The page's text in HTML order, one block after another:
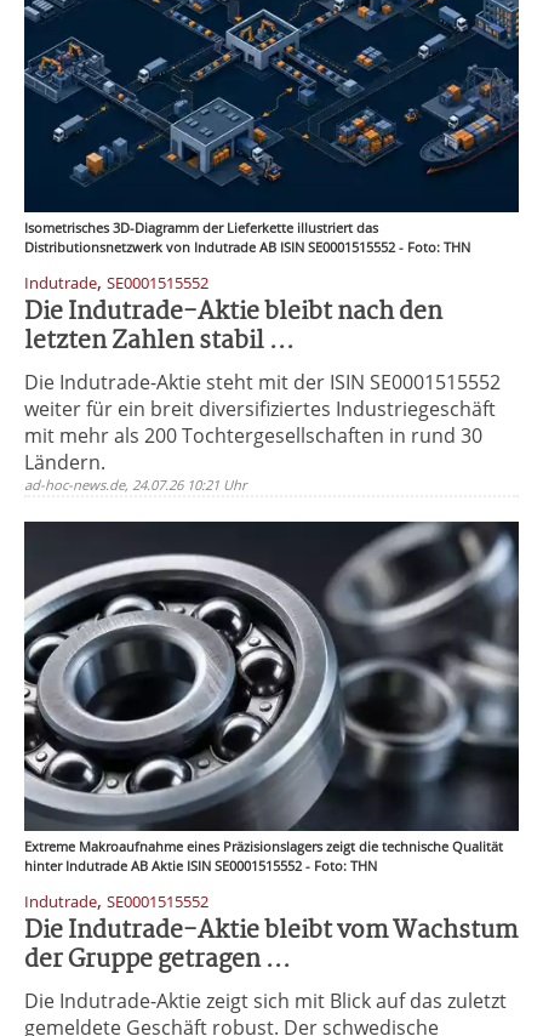
Isometrisches 3D-Diagramm der Lieferkette illustriert das
Distributionsnetzwerk von Indutrade AB ISIN SE0001515552 - Foto: THN
Indutrade, SE0001515552
Die Indutrade-Aktie bleibt nach den
letzten Zahlen stabil ...
Die Indutrade-Aktie steht mit der ISIN SE0001515552
weiter für ein breit diversifiziertes Industriegeschäft
mit mehr als 200 Tochtergesellschaften in rund 30
Ländern.
ad-hoc-news.de, 24.07.26 10:21 Uhr
Extreme Makroaufnahme eines Präzisionslagers zeigt die technische Qualität
hinter Indutrade AB Aktie ISIN SE0001515552 - Foto: THN
Indutrade, SE0001515552
Die Indutrade-Aktie bleibt vom Wachstum
der Gruppe getragen ...
Die Indutrade-Aktie zeigt sich mit Blick auf das zuletzt
gemeldete Geschäft robust. Der schwedische